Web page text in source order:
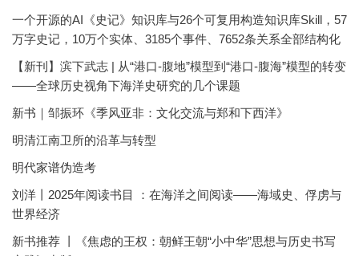
一个开源的AI《史记》知识库与26个可复用构造知识库Skill，57
万字史记，10万个实体、3185个事件、7652条关系全部结构化
【新刊】滨下武志 | 从“港口-腹地”模型到“港口-腹海”模型的转变
——全球历史视角下海洋史研究的几个课题
新书｜邹振环《季风亚非：文化交流与郑和下西洋》
明清江南卫所的沿革与转型
明代家谱伪造考
刘洋丨2025年阅读书目 ：在海洋之间阅读——海域史、俘虏与
世界经济
新书推荐 丨《焦虑的王权：朝鲜王朝“小中华”思想与历史书写